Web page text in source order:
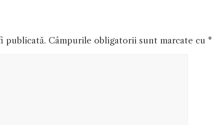
publicată. Câmpurile obligatorii sunt marcate cu *